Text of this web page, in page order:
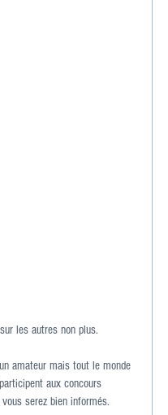
les autres non plus.
amateur mais tout le monde
aux concours
serez bien informés.